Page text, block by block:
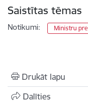
Saistītas tēmas
Notikumi: Ministru
Drukāt lapu
Dalīties